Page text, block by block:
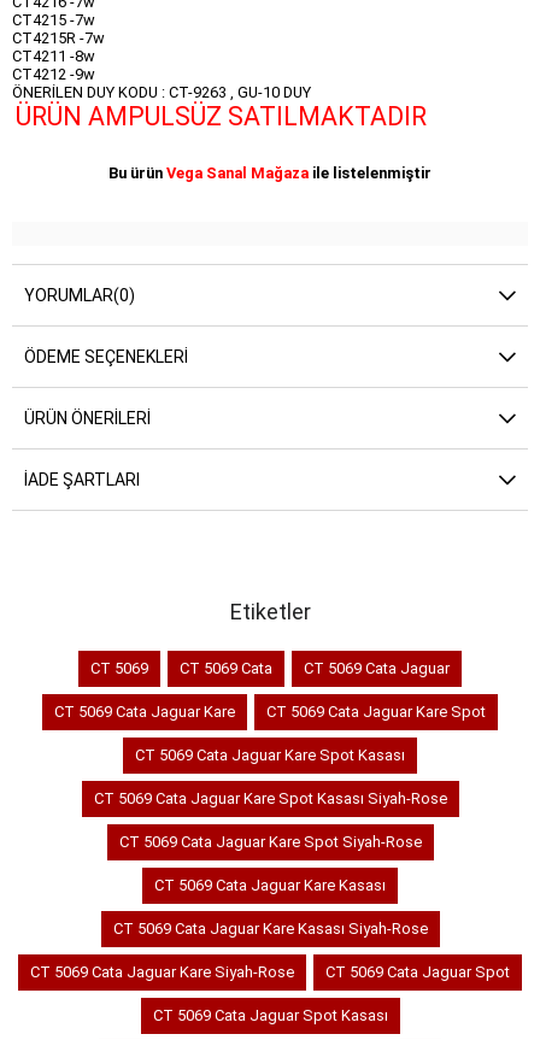
CT4215 -7w
CT4215R -7w
CT4211 -8w
CT4212 -9w
ÖNERİLEN DUY KODU : CT-9263 , GU-10 DUY
ÜRÜN AMPULSÜZ SATILMAKTADIR
Bu ürün Vega Sanal Mağaza ile listelenmiştir
YORUMLAR(0)
ÖDEME SEÇENEKLERI
ÜRÜN ÖNERILERI
İADE ŞARTLARI
Etiketler
CT 5069 CT 5069 Cata CT 5069 Cata Jaguar
CT 5069 Cata Jaguar Kare CT 5069 Cata Jaguar Kare Spot
CT 5069 Cata Jaguar Kare Spot Kasası
CT 5069 Cata Jaguar Kare Spot Kasası Siyah-Rose
CT 5069 Cata Jaguar Kare Spot Siyah-Rose
CT 5069 Cata Jaguar Kare Kasası
CT 5069 Cata Jaguar Kare Kasası Siyah-Rose
CT 5069 Cata Jaguar Kare Siyah-Rose CT 5069 Cata Jaguar Spot
CT 5069 Cata Jaguar Spot Kasası